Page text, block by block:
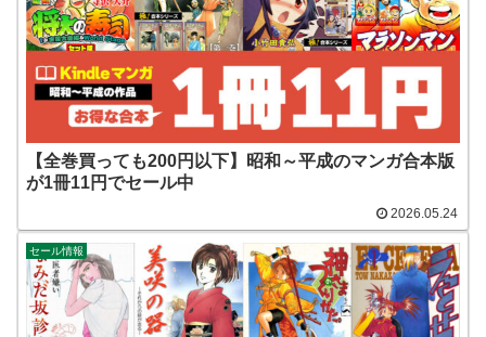
【全巻買っても200円以下】昭和～平成のマンガ合本版
が1冊11円でセール中
2026.05.24
セール情報